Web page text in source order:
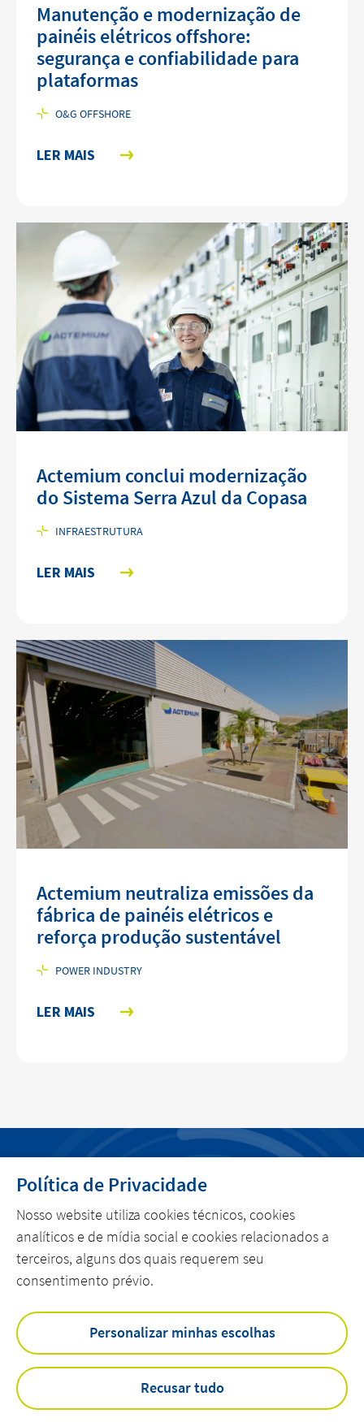
O&G OFFSHORE
Manutenção e modernização de
painéis elétricos offshore:
segurança e confiabilidade para
plataformas
LER MAIS
INFRAESTRUTURA
Actemium conclui modernização
do Sistema Serra Azul da Copasa
LER MAIS
POWER INDUSTRY
Actemium neutraliza emissões da
fábrica de painéis elétricos e
reforça produção sustentável
LER MAIS
MENU
POLÍTICA DE PRIVACIDADE
linkedinyoutube
Home
Atividades
Atuação
Notícias
Política de Privacidade
Nosso website utiliza cookies técnicos, cookies
analíticos e de mídia social e cookies relacionados a
terceiros, alguns dos quais requerem seu
consentimento prévio.
Personalizar minhas escolhas
Recusar tudo